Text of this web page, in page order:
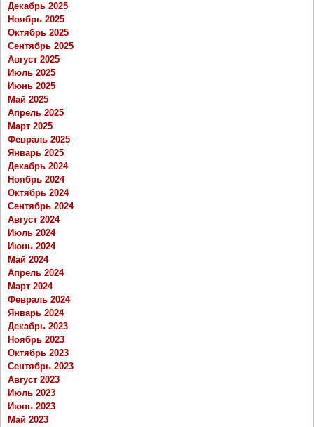
Декабрь 2025
Ноябрь 2025
Октябрь 2025
Сентябрь 2025
Август 2025
Июль 2025
Июнь 2025
Май 2025
Апрель 2025
Март 2025
Февраль 2025
Январь 2025
Декабрь 2024
Ноябрь 2024
Октябрь 2024
Сентябрь 2024
Август 2024
Июль 2024
Июнь 2024
Май 2024
Апрель 2024
Март 2024
Февраль 2024
Январь 2024
Декабрь 2023
Ноябрь 2023
Октябрь 2023
Сентябрь 2023
Август 2023
Июль 2023
Июнь 2023
Май 2023